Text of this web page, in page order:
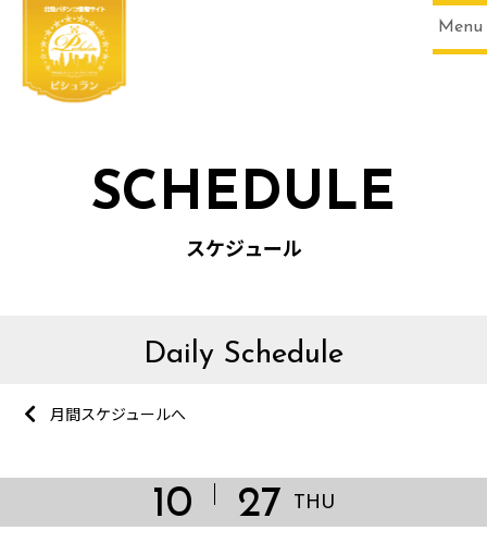
Menu
SCHEDULE
スケジュール
Daily Schedule
月間スケジュールへ
10 27 THU